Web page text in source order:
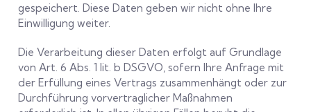
gespeichert. Diese Daten geben wir nicht ohne Ihre
Einwilligung weiter.
Die Verarbeitung dieser Daten erfolgt auf Grundlage
von Art. 6 Abs. 1 lit. b DSGVO, sofern Ihre Anfrage mit
der Erfüllung eines Vertrags zusammenhängt oder zur
Durchführung vorvertraglicher Maßnahmen